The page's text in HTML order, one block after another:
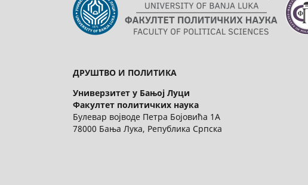
ДРУШТВО И ПОЛИТИКА
Универзитет у Бањој Луци
Факултет политичких наука
Булевар војводе Петра Бојовића 1А
78000 Бања Лука, Република Српска